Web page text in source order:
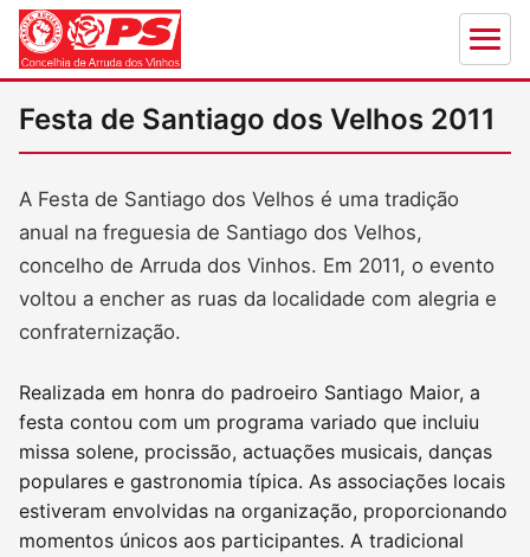
Festa de Santiago dos Velhos 2011
A Festa de Santiago dos Velhos é uma tradição
anual na freguesia de Santiago dos Velhos,
concelho de Arruda dos Vinhos. Em 2011, o evento
voltou a encher as ruas da localidade com alegria e
confraternização.
Realizada em honra do padroeiro Santiago Maior, a
festa contou com um programa variado que incluiu
missa solene, procissão, actuações musicais, danças
populares e gastronomia típica. As associações locais
estiveram envolvidas na organização, proporcionando
momentos únicos aos participantes. A tradicional